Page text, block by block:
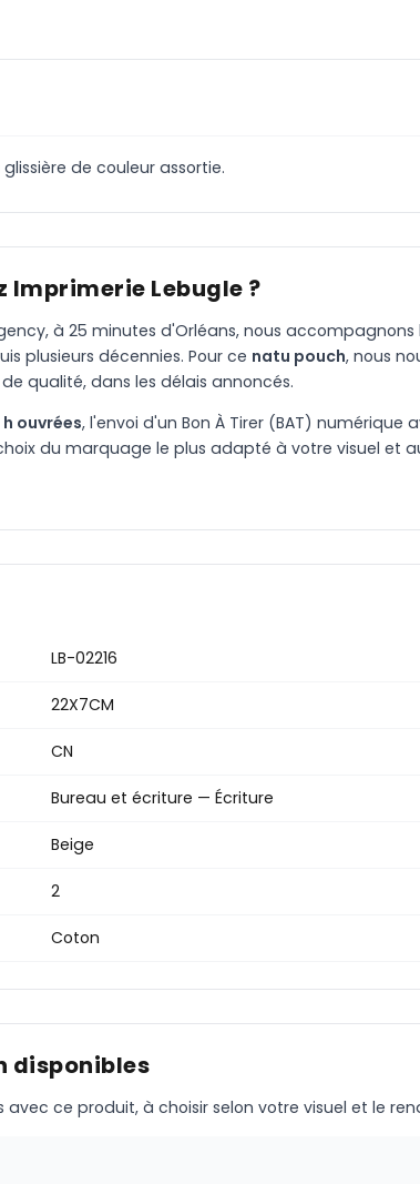
de couleur assortie.
Imprimerie Lebugle ?
à 25 minutes d'Orléans, nous
plusieurs décennies. Pour ce natu pouch, nous
qualité, dans les délais annoncés.
ouvrées, l'envoi d'un Bon À Tirer (BAT)
du marquage le plus adapté à votre visuel et
LB-02216
22X7CM
CN
Bureau et écriture — Écriture
Beige
2
Coton
disponibles
ce produit, à choisir selon votre visuel et le